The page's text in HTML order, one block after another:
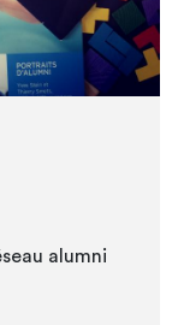
alumni